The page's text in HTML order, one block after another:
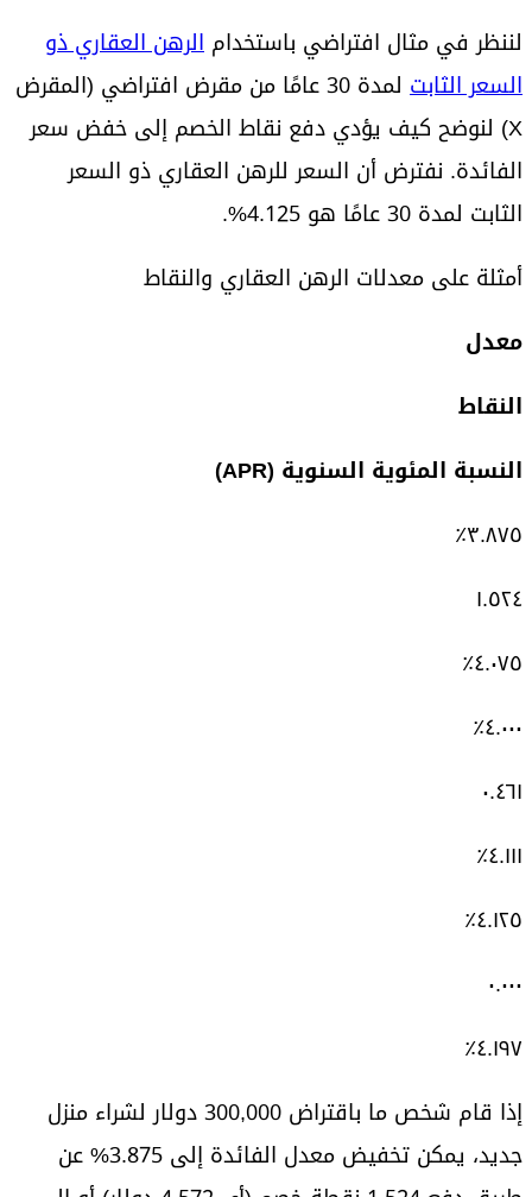
لننظر في مثال افتراضي باستخدام الرهن العقاري ذو
السعر الثابت
لمدة 30 عامًا من مقرض افتراضي (المقرض
X) لنوضح كيف يؤدي دفع نقاط الخصم إلى خفض سعر
الفائدة. نفترض أن السعر للرهن العقاري ذو السعر
الثابت لمدة 30 عامًا هو 4.125%.
أمثلة على معدلات الرهن العقاري والنقاط
معدل
النقاط
النسبة المئوية السنوية (APR)
٣.٨٧٥٪
١.٥٢٤
٤.٠٧٥٪
٤.٠٠٠٪
٠.٤٦١
٤.١١١٪
٤.١٢٥٪
٠.٠٠٠
٤.١٩٧٪
إذا قام شخص ما باقتراض 300,000 دولار لشراء منزل
جديد، يمكن تخفيض معدل الفائدة إلى 3.875% عن